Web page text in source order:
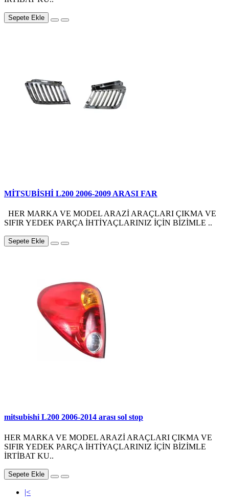
Sepete Ekle
MİTSUBİSHİ L200 2006-2009 ARASI FAR
HER MARKA VE MODEL ARAZİ ARAÇLARI ÇIKMA VE
SIFIR YEDEK PARÇA İHTİYAÇLARINIZ İÇİN BİZİMLE ..
Sepete Ekle
mitsubishi L200 2006-2014 arası sol stop
HER MARKA VE MODEL ARAZİ ARAÇLARI ÇIKMA VE
SIFIR YEDEK PARÇA İHTİYAÇLARINIZ İÇİN BİZİMLE
İRTİBAT KU..
Sepete Ekle
|<